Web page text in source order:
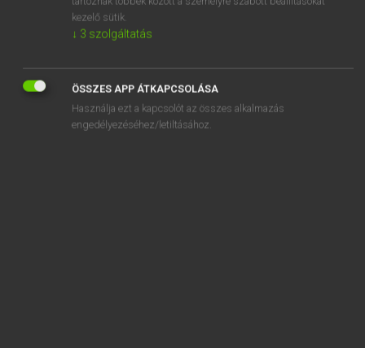
SZOTAR.NET APPLIKÁCIÓ
ONLINE NYELVVIZSGA
kezelő sütik.
↓ 3 szolgáltatás
ÖSSZES APP ÁTKAPCSOLÁSA
Használja ezt a kapcsolót az összes alkalmazás
engedélyezéséhez/letiltásához.